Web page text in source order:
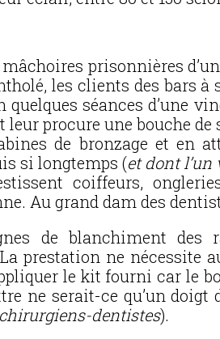
prisonnières
les clients des bars
quelques séances d’une
procure une bouche de
de bronzage et en
si longtemps (et dont l’un
coiffeurs,
Au grand dam des
de blanchiment des
prestation ne nécessite
le kit fourni car le
ne serait-ce qu’un doigt
dentistes).